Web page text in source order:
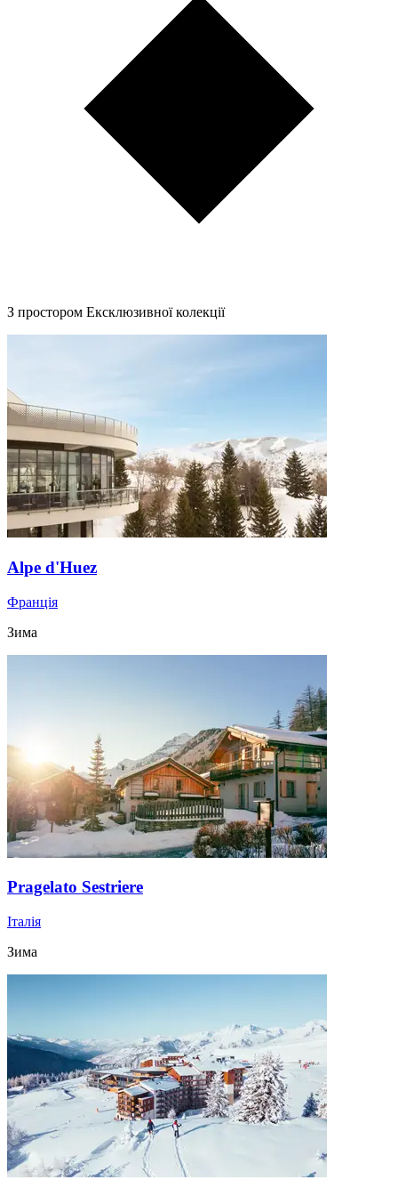
З простором Ексклюзивної колекції
Alpe d'Huez
Франція
Зима
Pragelato Sestriere
Італія
Зима